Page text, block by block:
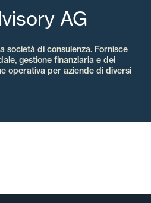
AG
società di consulenza. Fornisce
gestione finanziaria e dei
operativa per aziende di diversi